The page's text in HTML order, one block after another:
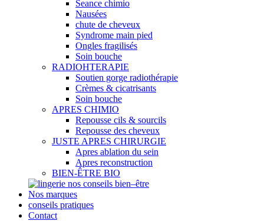
Seance chimio
Nausées
chute de cheveux
Syndrome main pied
Ongles fragilisés
Soin bouche
RADIOHTERAPIE
Soutien gorge radiothérapie
Crèmes & cicatrisants
Soin bouche
APRES CHIMIO
Repousse cils & sourcils
Repousse des cheveux
JUSTE APRES CHIRURGIE
Apres ablation du sein
Apres reconstruction
BIEN-ÊTRE BIO
nos conseils bien–être
Nos marques
conseils pratiques
Contact